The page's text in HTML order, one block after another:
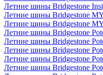
Летние шины Bridgestone
Летние шины Bridgestone
Летние шины Bridgestone
Летние шины Bridgestone
Летние шины Bridgestone
Летние шины Bridgestone
Летние шины Bridgestone
Летние шины Bridgestone